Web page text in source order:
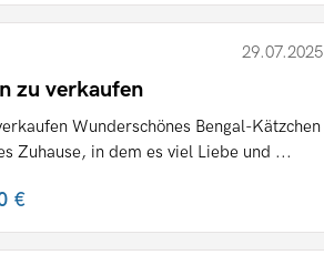
29.07.2025
zu verkaufen
Wunderschönes Bengal-Kätzchen
Zuhause, in dem es viel Liebe und ...
€